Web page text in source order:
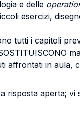
e delle
esercizi,
tutti i capitoli
in aula,
risposta aperta;